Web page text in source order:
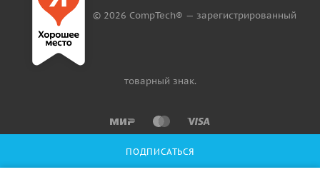
ПОДПИСАТЬСЯ
© 2026 CompTech® — зарегистрированный
товарный знак.